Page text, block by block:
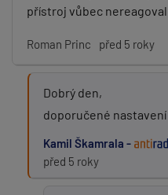
přístroj vůbec
Roman Princ před 5 roky
Dobrý den,
doporučené nastavení
Kamil Škamrala -
před 5 roky